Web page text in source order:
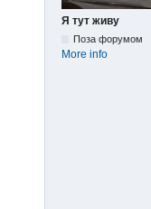
Я тут живу
Поза форумом
More info